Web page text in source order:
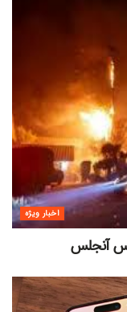
اخبار ویژه
آنجلس